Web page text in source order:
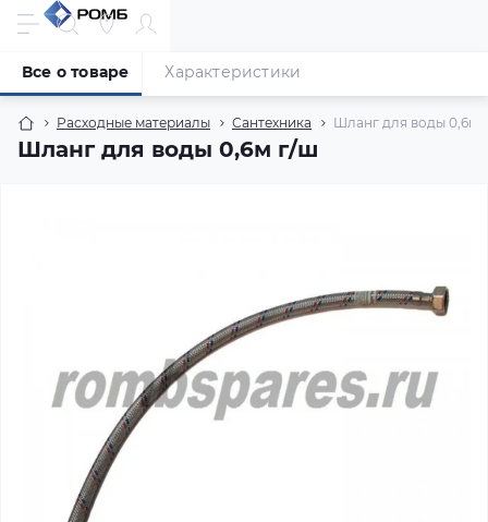
Расходные материалы Сантехника Шланг для воды 0,6м
Шланг для воды 0,6м г/ш
Все о товаре Характеристики